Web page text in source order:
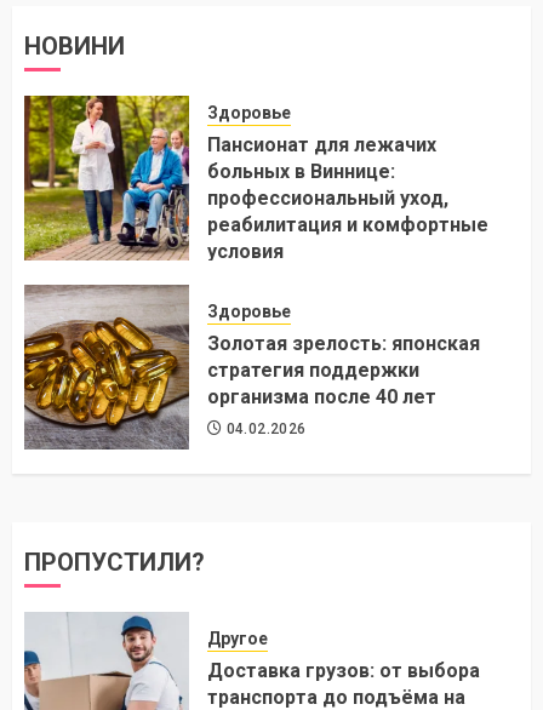
НОВИНИ
Здоровье
Пансионат для лежачих
больных в Виннице:
профессиональный уход,
реабилитация и комфортные
условия
Здоровье
Золотая зрелость: японская
стратегия поддержки
организма после 40 лет
04.02.2026
ПРОПУСТИЛИ?
Другое
Доставка грузов: от выбора
транспорта до подъёма на